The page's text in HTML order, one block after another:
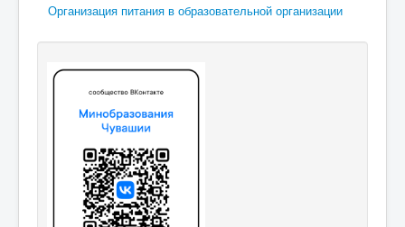
Организация питания в образовательной организации